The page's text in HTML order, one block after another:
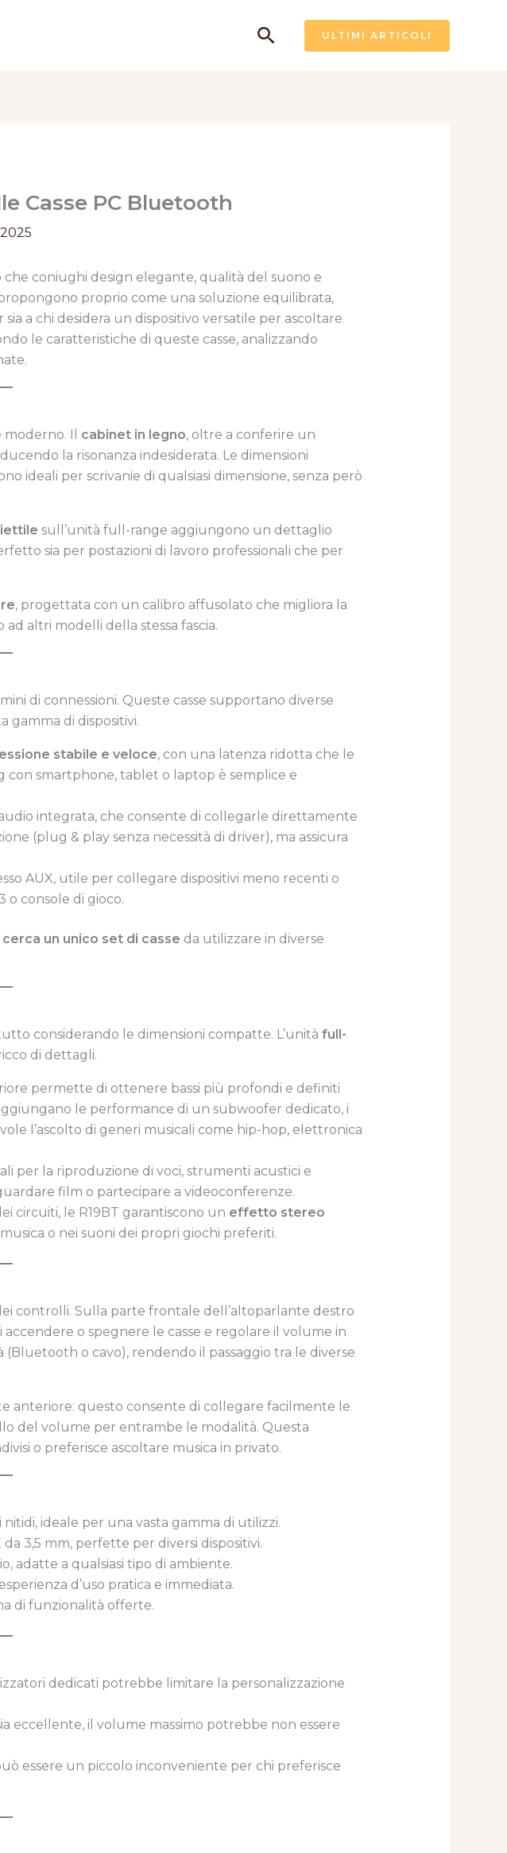
Cerca ULTIMI ARTICOLI
Casse PC Bluetooth
coniughi design elegante, qualità del suono e
proprio come una soluzione equilibrata,
a chi desidera un dispositivo versatile per ascoltare
le caratteristiche di queste casse, analizzando
moderno. Il cabinet in legno, oltre a conferire un
la risonanza indesiderata. Le dimensioni
ideali per scrivanie di qualsiasi dimensione, senza però
sull’unità full-range aggiungono un dettaglio
sia per postazioni di lavoro professionali che per
, progettata con un calibro affusolato che migliora la
altri modelli della stessa fascia.
di connessioni. Queste casse supportano diverse
di dispositivi.
stabile e veloce, con una latenza ridotta che le
con smartphone, tablet o laptop è semplice e
integrata, che consente di collegarle direttamente
(plug & play senza necessità di driver), ma assicura
AUX, utile per collegare dispositivi meno recenti o
o console di gioco.
un unico set di casse da utilizzare in diverse
considerando le dimensioni compatte. L’unità full-
di dettagli.
permette di ottenere bassi più profondi e definiti
le performance di un subwoofer dedicato, i
l’ascolto di generi musicali come hip-hop, elettronica
per la riproduzione di voci, strumenti acustici e
film o partecipare a videoconferenze.
circuiti, le R19BT garantiscono un effetto stereo
o nei suoni dei propri giochi preferiti.
controlli. Sulla parte frontale dell’altoparlante destro
accendere o spegnere le casse e regolare il volume in
o cavo), rendendo il passaggio tra le diverse
anteriore: questo consente di collegare facilmente le
del volume per entrambe le modalità. Questa
o preferisce ascoltare musica in privato.
ideale per una vasta gamma di utilizzi.
3,5 mm, perfette per diversi dispositivi.
adatte a qualsiasi tipo di ambiente.
d’uso pratica e immediata.
di funzionalità offerte.
dedicati potrebbe limitare la personalizzazione
eccellente, il volume massimo potrebbe non essere
essere un piccolo inconveniente per chi preferisce